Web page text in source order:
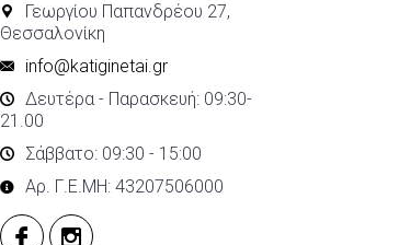
Γεωργίου Παπανδρέου 27,
Θεσσαλονίκη
info@katiginetai.gr
Δευτέρα - Παρασκευή: 09:30-
21.00
Σάββατο: 09:30 - 15:00
Αρ. Γ.Ε.ΜΗ: 43207506000